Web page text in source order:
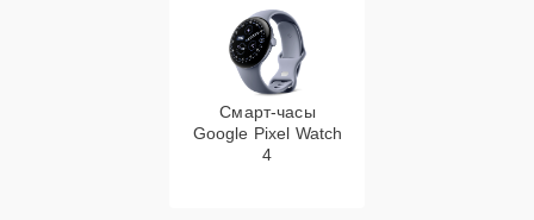
Смарт-часы
Google Pixel Watch
4